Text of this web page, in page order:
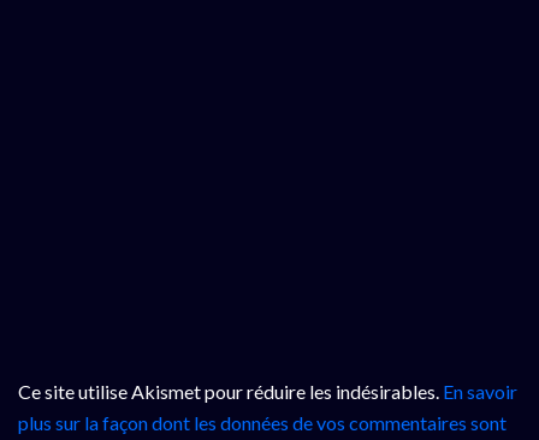
Ce site utilise Akismet pour réduire les indésirables. En savoir
plus sur la façon dont les données de vos commentaires sont